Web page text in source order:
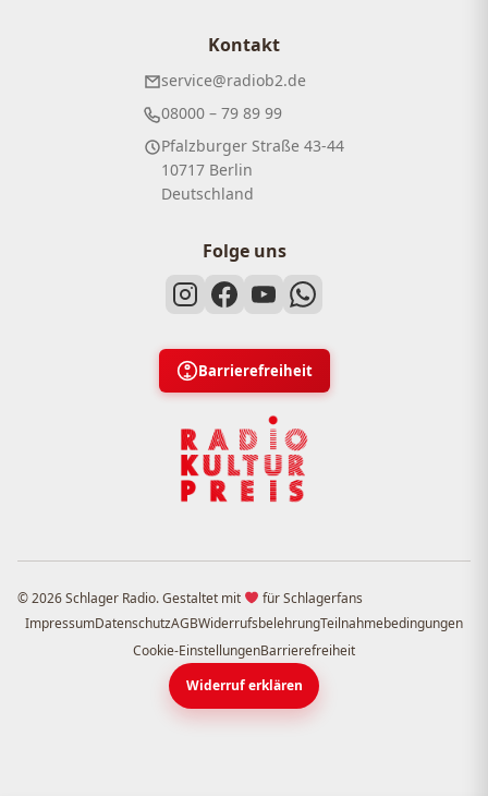
Kontakt
service@radiob2.de
08000 – 79 89 99
Pfalzburger Straße 43-44
10717 Berlin
Deutschland
Folge uns
Barrierefreiheit
© 2026 Schlager Radio. Gestaltet mit
für Schlagerfans
ImpressumDatenschutzAGBWiderrufsbelehrungTeilnahmebedingungen
Cookie-EinstellungenBarrierefreiheit
Widerruf erklären